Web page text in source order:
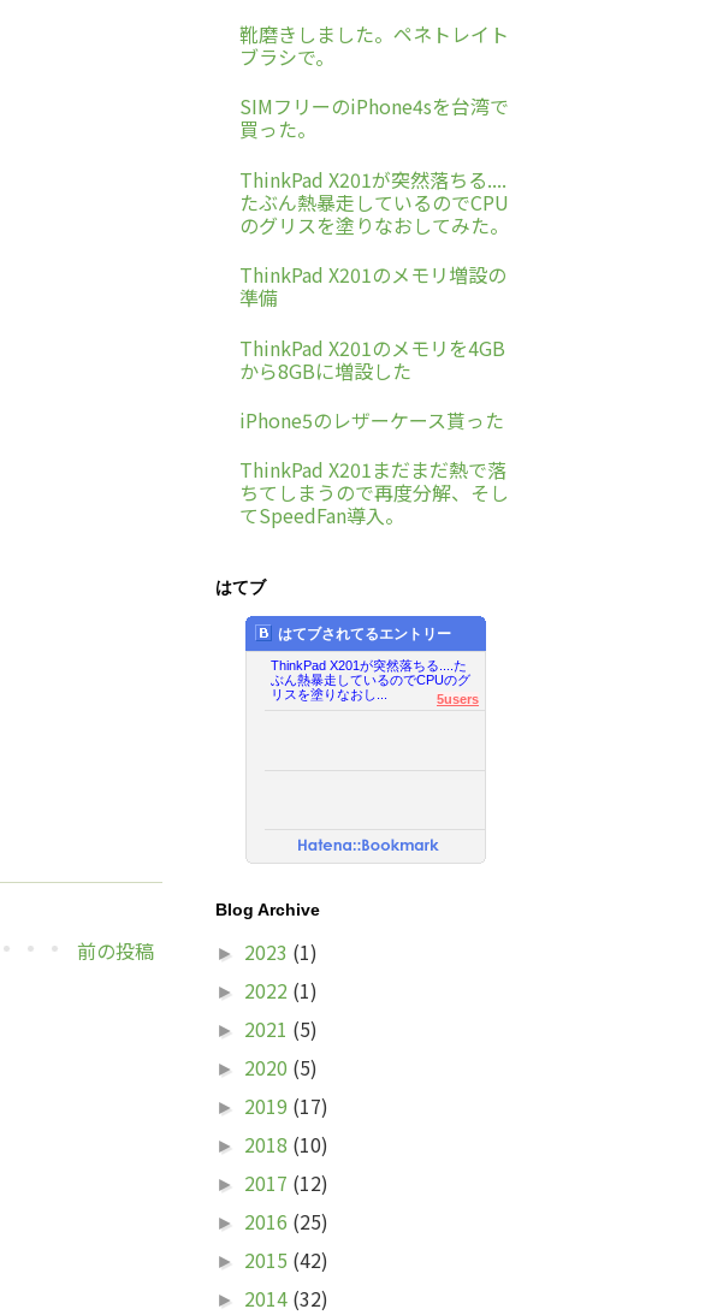
前の投稿
靴磨きしました。ペネトレイト
ブラシで。
SIMフリーのiPhone4sを台湾で
買った。
ThinkPad X201が突然落ちる....
たぶん熱暴走しているのでCPU
のグリスを塗りなおしてみた。
ThinkPad X201のメモリ増設の
準備
ThinkPad X201のメモリを4GB
から8GBに増設した
iPhone5のレザーケース貰った
ThinkPad X201まだまだ熱で落
ちてしまうので再度分解、そし
てSpeedFan導入。
はてブ
はてブされてるエントリー
ThinkPad X201が突然落ちる....た
ぶん熱暴走しているのでCPUのグ
リスを塗りなおし...
5users
Blog Archive
► 2023 (1)
► 2022 (1)
► 2021 (5)
► 2020 (5)
► 2019 (17)
► 2018 (10)
► 2017 (12)
► 2016 (25)
► 2015 (42)
► 2014 (32)